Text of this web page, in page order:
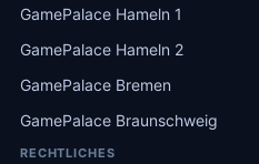
GamePalace Hameln 1
GamePalace Hameln 2
GamePalace Bremen
GamePalace Braunschweig
RECHTLICHES